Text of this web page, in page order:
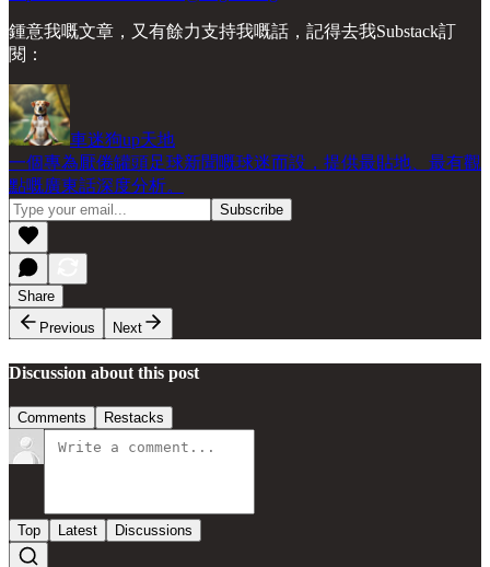
鍾意我嘅文章，又有餘力支持我嘅話，記得去我Substack訂
閱：
車迷狗up天地
一個專為厭倦罐頭足球新聞嘅球迷而設，提供最貼地、最有觀
點嘅廣東話深度分析。
Share
Previous
Next
Discussion about this post
Comments Restacks
Top Latest Discussions